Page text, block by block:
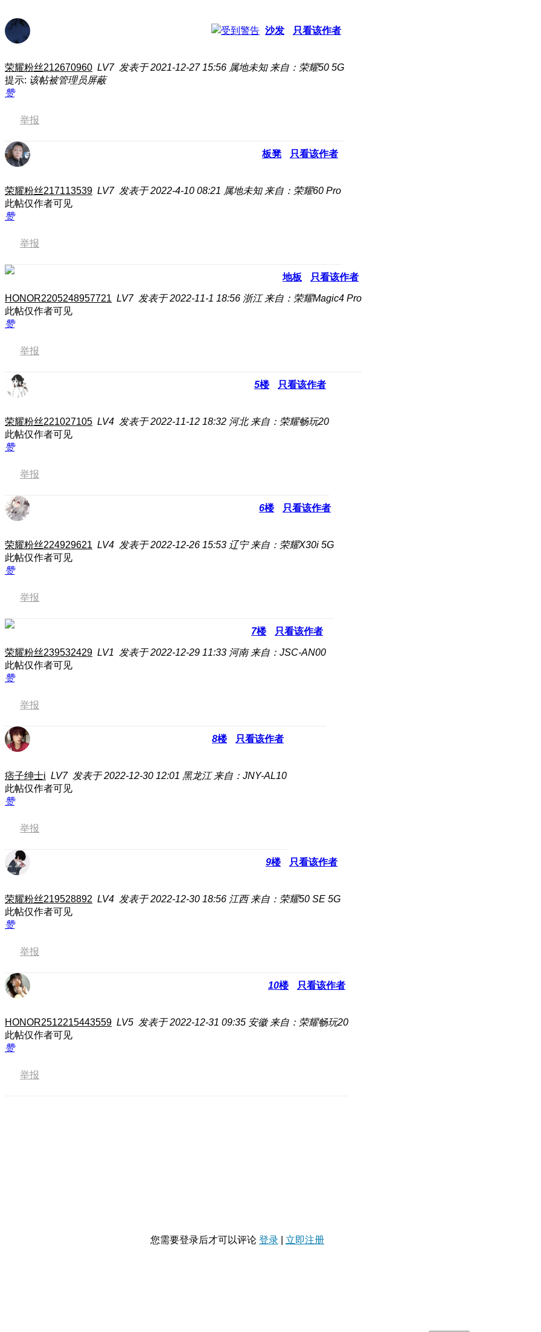
沙发 只看该作者
荣耀粉丝212670960 LV7 发表于 2021-12-27 15:56 属地未知 来自：荣耀50 5G
提示: 该帖被管理员屏蔽
赞
举报
板凳 只看该作者
荣耀粉丝217113539 LV7 发表于 2022-4-10 08:21 属地未知 来自：荣耀60 Pro
此帖仅作者可见
赞
举报
地板 只看该作者
HONOR2205248957721 LV7 发表于 2022-11-1 18:56 浙江 来自：荣耀Magic4 Pro
此帖仅作者可见
赞
举报
5楼 只看该作者
荣耀粉丝221027105 LV4 发表于 2022-11-12 18:32 河北 来自：荣耀畅玩20
此帖仅作者可见
赞
举报
6楼 只看该作者
荣耀粉丝224929621 LV4 发表于 2022-12-26 15:53 辽宁 来自：荣耀X30i 5G
此帖仅作者可见
赞
举报
7楼 只看该作者
荣耀粉丝239532429 LV1 发表于 2022-12-29 11:33 河南 来自：JSC-AN00
此帖仅作者可见
赞
举报
8楼 只看该作者
痞子绅士i LV7 发表于 2022-12-30 12:01 黑龙江 来自：JNY-AL10
此帖仅作者可见
赞
举报
9楼 只看该作者
荣耀粉丝219528892 LV4 发表于 2022-12-30 18:56 江西 来自：荣耀50 SE 5G
此帖仅作者可见
赞
举报
10楼 只看该作者
HONOR2512215443559 LV5 发表于 2022-12-31 09:35 安徽 来自：荣耀畅玩20
此帖仅作者可见
赞
举报
您需要登录后才可以评论 登录 立即注册